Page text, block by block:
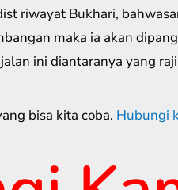
riwayat Bukhari,
maka ia akan
ini diantaranya yang
bisa kita coba. Hubungi